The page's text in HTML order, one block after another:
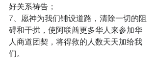
好关系祷告；
7、愿神为我们铺设道路，清除一切的阻
碍和干扰，使阿联酋更多华人来参加华
人商道团契，将得救的人数天天加给我
们。